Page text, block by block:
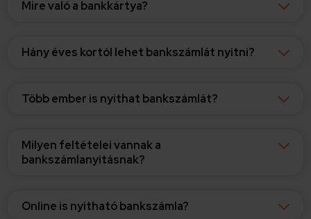
Mire való a bankkártya?
Hány éves kortól lehet bankszámlát nyitni?
Több ember is nyithat bankszámlát?
Milyen feltételei vannak a
bankszámlanyitásnak?
Online is nyitható bankszámla?